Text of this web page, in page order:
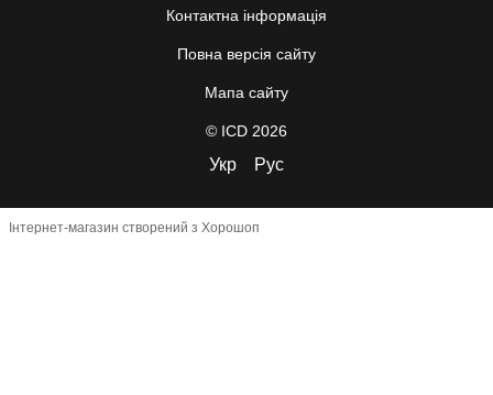
Контактна інформація
Повна версія сайту
Мапа сайту
© ICD 2026
Укр Рус
Інтернет-магазин створений з Хорошоп